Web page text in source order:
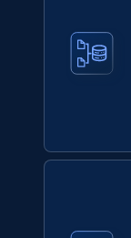
eCommerce
Seller id,
display